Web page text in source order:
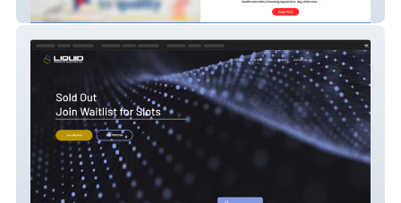
Days of Discovery Website